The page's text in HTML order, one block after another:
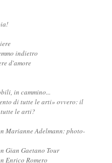
indietro
d'amore
in cammino...
di tutte le arti» ovvero: il
le arti?
Marianne Adelmann: photo-
Gian Gaetano Tour
Enrico Romero